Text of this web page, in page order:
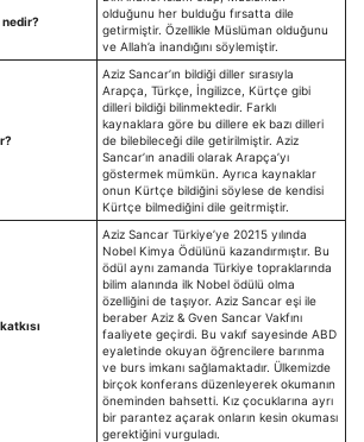
nedir?
olduğunu her bulduğu fırsatta dile
getirmiştir. Özellikle Müslüman olduğunu
ve Allah’a inandığını söylemiştir.
Aziz Sancar’ın bildiği diller sırasıyla
Arapça, Türkçe, İngilizce, Kürtçe gibi
dilleri bildiği bilinmektedir. Farklı
kaynaklara göre bu dillere ek bazı dilleri
de bilebileceği dile getirilmiştir. Aziz
Sancar’ın anadili olarak Arapça’yı
göstermek mümkün. Ayrıca kaynaklar
onun Kürtçe bildiğini söylese de kendisi
Kürtçe bilmediğini dile geitrmiştir.
Aziz Sancar Türkiye’ye 20215 yılında
Nobel Kimya Ödülünü kazandırmıştır. Bu
ödül aynı zamanda Türkiye topraklarında
bilim alanında ilk Nobel ödülü olma
özelliğini de taşıyor. Aziz Sancar eşi ile
beraber Aziz & Gven Sancar Vakfını
faaliyete geçirdi. Bu vakıf sayesinde ABD
eyaletinde okuyan öğrencilere barınma
ve burs imkanı sağlamaktadır. Ülkemizde
birçok konferans düzenleyerek okumanın
öneminden bahsetti. Kız çocuklarına ayrı
bir parantez açarak onların kesin okuması
gerektiğini vurguladı.